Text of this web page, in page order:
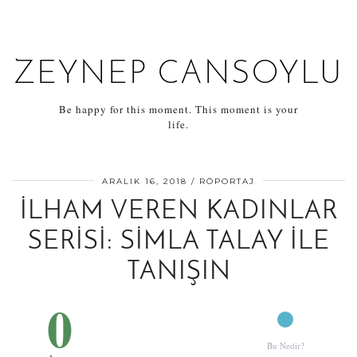
ZEYNEP CANSOYLU
Be happy for this moment. This moment is your
life.
ARALIK 16, 2018 RÖPORTAJ
İLHAM VEREN KADINLAR
SERISI: SIMLA TALAY ILE
TANIŞIN
0 Bu Nedir?